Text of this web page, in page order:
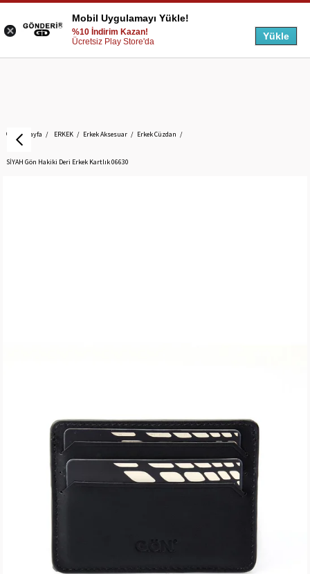
Anasayfa ERKEK Erkek Aksesuar Erkek Cüzdan
SİYAH Gön Hakiki Deri Erkek Kartlık 06630
Mobil Uygulamayı Yükle!
%10 İndirim Kazan!
Ücretsiz Play Store'da
Yükle